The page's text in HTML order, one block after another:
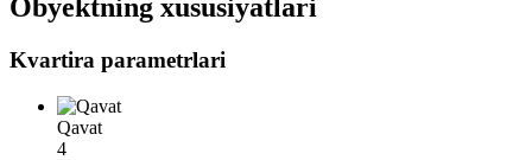
Obyektning xususiyatlari
Kvartira parametrlari
Qavat
4